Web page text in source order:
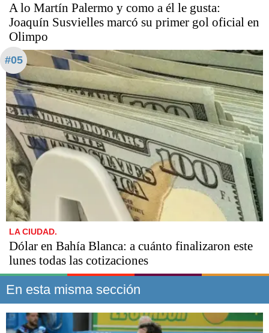
A lo Martín Palermo y como a él le gusta:
Joaquín Susvielles marcó su primer gol oficial en
Olimpo
#05
LA CIUDAD.
Dólar en Bahía Blanca: a cuánto finalizaron este
lunes todas las cotizaciones
En esta misma sección